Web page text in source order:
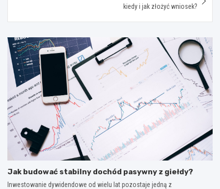
kiedy i jak złożyć wniosek?
Jak budować stabilny dochód pasywny z giełdy?
Inwestowanie dywidendowe od wielu lat pozostaje jedną z